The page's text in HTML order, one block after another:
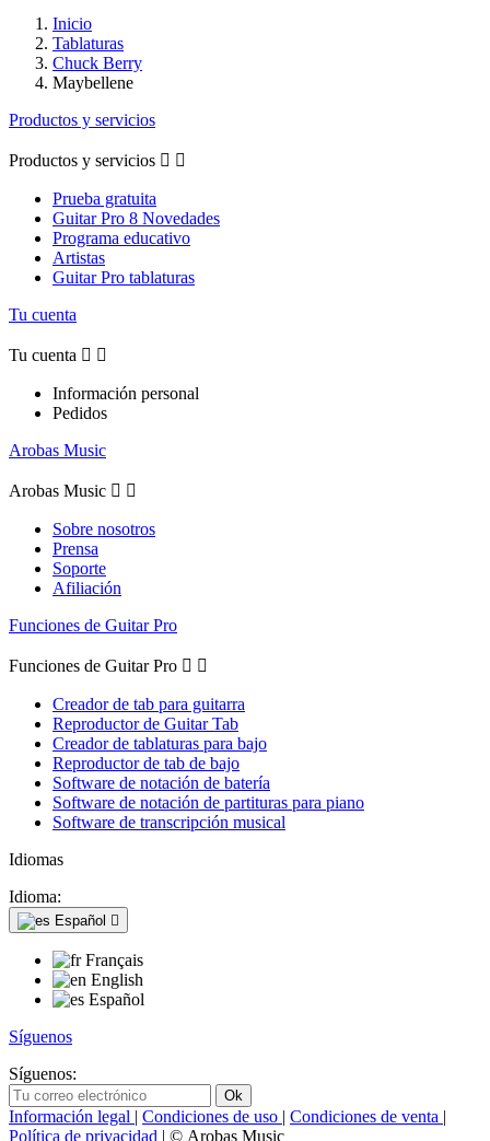
Inicio
Tablaturas
Chuck Berry
Maybellene
Productos y servicios
Productos y servicios  
Prueba gratuita
Guitar Pro 8 Novedades
Programa educativo
Artistas
Guitar Pro tablaturas
Tu cuenta
Tu cuenta  
Información personal
Pedidos
Arobas Music
Arobas Music  
Sobre nosotros
Prensa
Soporte
Afiliación
Funciones de Guitar Pro
Funciones de Guitar Pro  
Creador de tab para guitarra
Reproductor de Guitar Tab
Creador de tablaturas para bajo
Reproductor de tab de bajo
Software de notación de batería
Software de notación de partituras para piano
Software de transcripción musical
Idiomas
Idioma:
Español 
Français
English
Español
Síguenos
Síguenos:
Información legal | Condiciones de uso | Condiciones de venta |
Política de privacidad | © Arobas Music